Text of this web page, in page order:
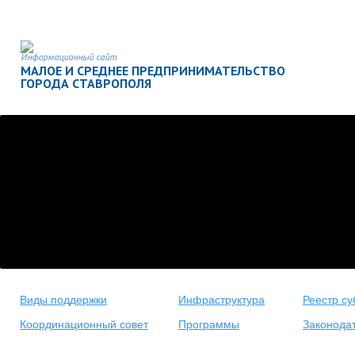
Информационный сайт
МАЛОЕ И СРЕДНЕЕ ПРЕДПРИНИМАТЕЛЬСТВО
ГОРОДА СТАВРОПОЛЯ
Виды поддержки Инфраструктура
Реестр
Координационный совет
Программы